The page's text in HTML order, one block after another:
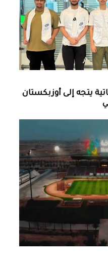
يتجه إلى أوزبكستان